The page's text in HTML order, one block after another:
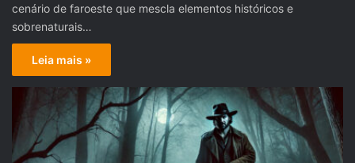
cenário de faroeste que mescla elementos históricos e
sobrenaturais…
Leia mais »